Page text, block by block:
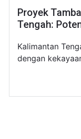
Proyek
Tengah:
Kalimantan
dengan